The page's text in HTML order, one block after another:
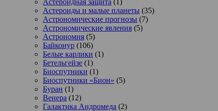
Астероиды и малые планеты (35)
Астрономические прогнозы (7)
Астрономические явления (5)
Астрономия (5)
Байконур (106)
Белые карлики (1)
Бетельгейзе (1)
Биоспутники (1)
Биоспутники «Бион» (5)
Буран (1)
Венера (12)
Галактика Андромеда (2)